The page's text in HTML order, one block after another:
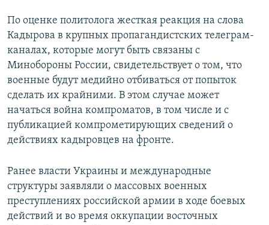
По оценке политолога жесткая реакция на слова
Кадырова в крупных пропагандистских телеграм-
каналах, которые могут быть связаны с
Минобороны России, свидетельствует о том, что
военные будут медийно отбиваться от попыток
сделать их крайними. В этом случае может
начаться война компроматов, в том числе и с
публикацией компрометирующих сведений о
действиях кадыровцев на фронте.
Ранее власти Украины и международные
структуры заявляли о массовых военных
преступлениях российской армии в ходе боевых
действий и во время оккупации восточных